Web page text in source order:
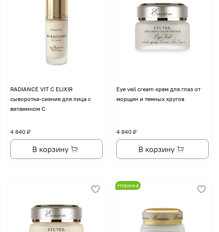
RADIANCE VIT C ELIXIR
сыворотка-сияние для лица с
витамином С
4 840 ₽
В корзину
Eye veil cream крем для глаз от
морщин и темных кругов
4 840 ₽
В корзину
Новинка